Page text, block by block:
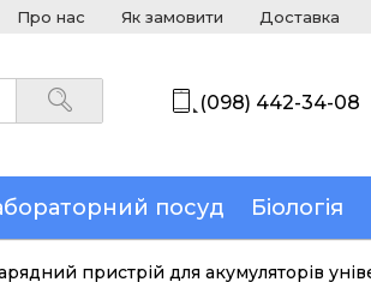
Про нас Як замовити Доставка
(098) 442-34-08
посуд Біологія
пристрій для акумуляторів